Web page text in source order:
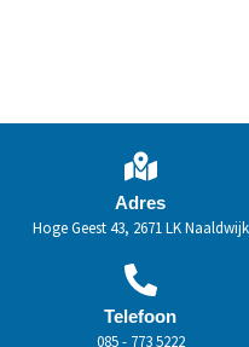
Adres
Hoge Geest 43, 2671 LK Naaldwijk
Telefoon
085 - 773 5222